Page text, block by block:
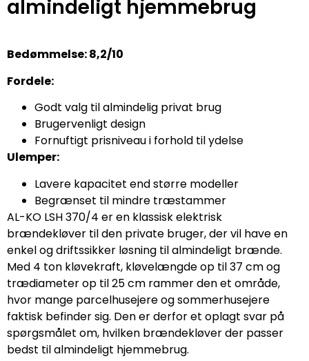
almindeligt hjemmebrug
Bedømmelse: 8,2/10
Fordele:
Godt valg til almindelig privat brug
Brugervenligt design
Fornuftigt prisniveau i forhold til ydelse
Ulemper:
Lavere kapacitet end større modeller
Begrænset til mindre træstammer
AL-KO LSH 370/4 er en klassisk elektrisk
brændekløver til den private bruger, der vil have en
enkel og driftssikker løsning til almindeligt brænde.
Med 4 ton kløvekraft, kløvelængde op til 37 cm og
trædiameter op til 25 cm rammer den et område,
hvor mange parcelhusejere og sommerhusejere
faktisk befinder sig. Den er derfor et oplagt svar på
spørgsmålet om, hvilken brændekløver der passer
bedst til almindeligt hjemmebrug.